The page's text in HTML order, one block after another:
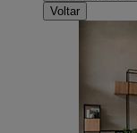
Voltar